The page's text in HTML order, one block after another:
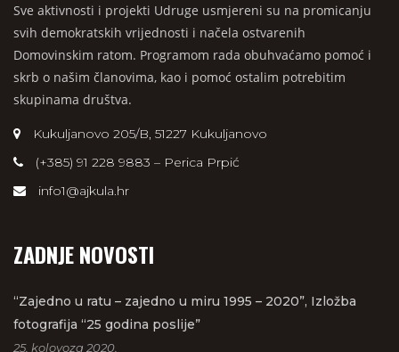
Sve aktivnosti i projekti Udruge usmjereni su na promicanju
svih demokratskih vrijednosti i načela ostvarenih
Domovinskim ratom. Programom rada obuhvaćamo pomoć i
skrb o našim članovima, kao i pomoć ostalim potrebitim
skupinama društva.
Kukuljanovo 205/B, 51227 Kukuljanovo
(+385) 91 228 9883 – Perica Prpić
info1@ajkula.hr
ZADNJE NOVOSTI
“Zajedno u ratu – zajedno u miru 1995 – 2020”, Izložba
fotografija “25 godina poslije”
25. kolovoza 2020.